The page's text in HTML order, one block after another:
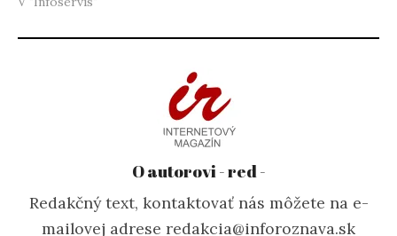
O autorovi - red -
Redakčný text, kontaktovať nás môžete na e-
mailovej adrese redakcia@inforoznava.sk